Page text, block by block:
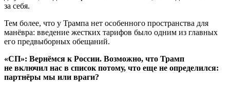
за себя.
Тем более, что у Трампа нет особенного пространства для
манёвра: введение жестких тарифов было одним из главных
его предвыборных обещаний.
«СП»: Вернёмся к России. Возможно, что Трамп
не включил нас в список потому, что еще не определился:
партнёры мы или враги?